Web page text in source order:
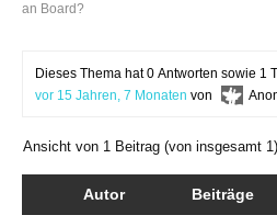
an Board?
Dieses Thema hat 0 Antworten sowie 1
vor 15 Jahren, 7 Monaten von
Ansicht von 1 Beitrag (von insgesamt 1)
Autor Beiträge